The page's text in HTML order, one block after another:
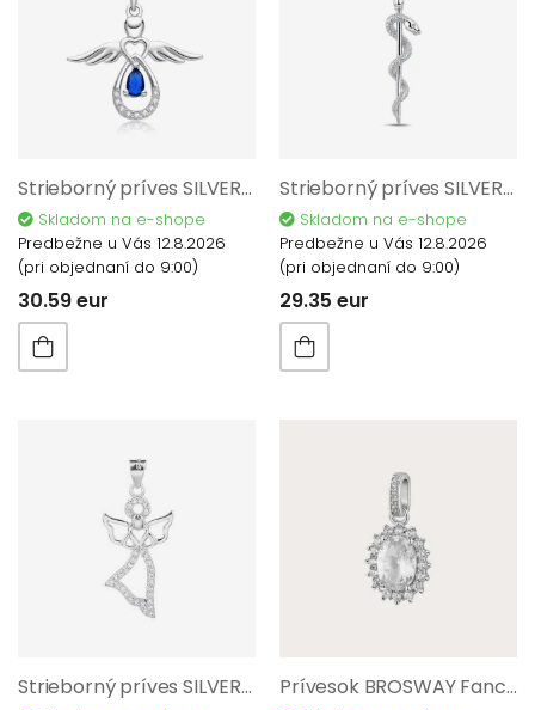
Strieborný príves SILVERO 925/1000 P107005
Skladom na e-shope
Predbežne u Vás 12.8.2026
(pri objednaní do 9:00)
30.59 eur
Strieborný príves SILVERO 925/1000 P41105
Skladom na e-shope
Predbežne u Vás 12.8.2026
(pri objednaní do 9:00)
29.35 eur
Strieborný príves SILVERO 925/1000 P84905 Prívesok BROSWAY Fancy Infinite White FIW32